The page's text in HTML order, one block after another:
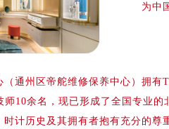
为中
通州区帝舵维修保养中心）拥
师10余名，现已形成了全国专业
时计历史及其拥有者抱有充分的